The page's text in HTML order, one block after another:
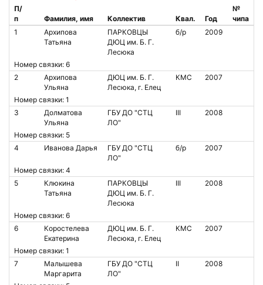
П/
п
Фамилия, имя Коллектив Квал. Год
№
чипа
1
Архипова
Татьяна
ПАРКОВЦЫ
ДЮЦ им. Б. Г.
Лесюка
б/р 2009
Номер связки: 6
2
Архипова
Ульяна
ДЮЦ им. Б. Г.
Лесюка, г. Елец
КМС 2007
Номер связки: 1
3
Долматова
Ульяна
ГБУ ДО "СТЦ
ЛО"
III 2008
Номер связки: 5
4
Иванова Дарья
ГБУ ДО "СТЦ
ЛО"
б/р 2007
Номер связки: 4
5
Клюкина
Татьяна
ПАРКОВЦЫ
ДЮЦ им. Б. Г.
Лесюка
III 2008
Номер связки: 6
6
Коростелева
Екатерина
ДЮЦ им. Б. Г.
Лесюка, г. Елец
КМС 2007
Номер связки: 1
7
Малышева
Маргарита
ГБУ ДО "СТЦ
ЛО"
II 2008